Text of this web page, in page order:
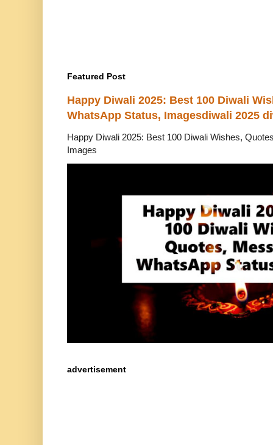
Featured Post
Happy Diwali 2025: Best 100 Diwali
WhatsApp Status, Imagesdiwali 2025
Happy Diwali 2025: Best 100 Diwali Wishes,
Images
advertisement